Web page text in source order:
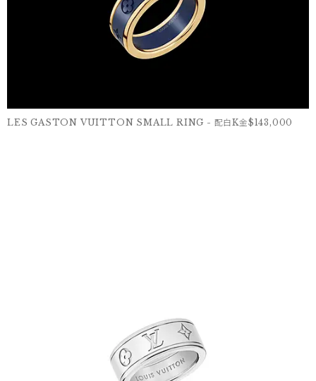
LES GASTON VUITTON SMALL RING - 配白K金$143,000